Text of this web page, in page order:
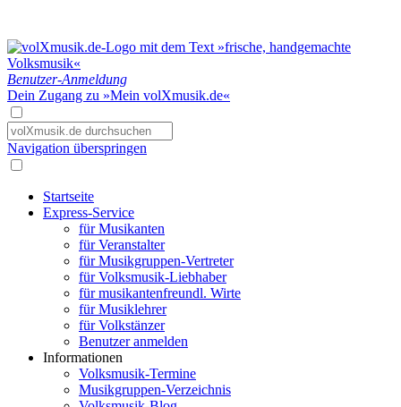
Benutzer-Anmeldung
Dein Zugang zu »Mein volXmusik.de«
Navigation überspringen
Startseite
Express-Service
für Musikanten
für Veranstalter
für Musikgruppen-Vertreter
für Volksmusik-Liebhaber
für musikantenfreundl. Wirte
für Musiklehrer
für Volkstänzer
Benutzer anmelden
Informationen
Volksmusik-Termine
Musikgruppen-Verzeichnis